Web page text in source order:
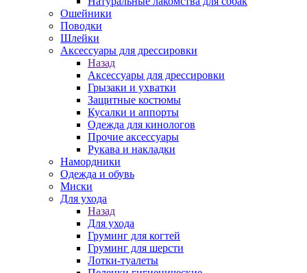
Ошейники
Поводки
Шлейки
Аксессуары для дрессировки
Назад
Аксессуары для дрессировки
Грызаки и ухватки
Защитные костюмы
Кусалки и аппорты
Одежда для кинологов
Прочие аксессуары
Рукава и накладки
Намордники
Одежда и обувь
Миски
Для ухода
Назад
Для ухода
Груминг для когтей
Груминг для шерсти
Лотки-туалеты